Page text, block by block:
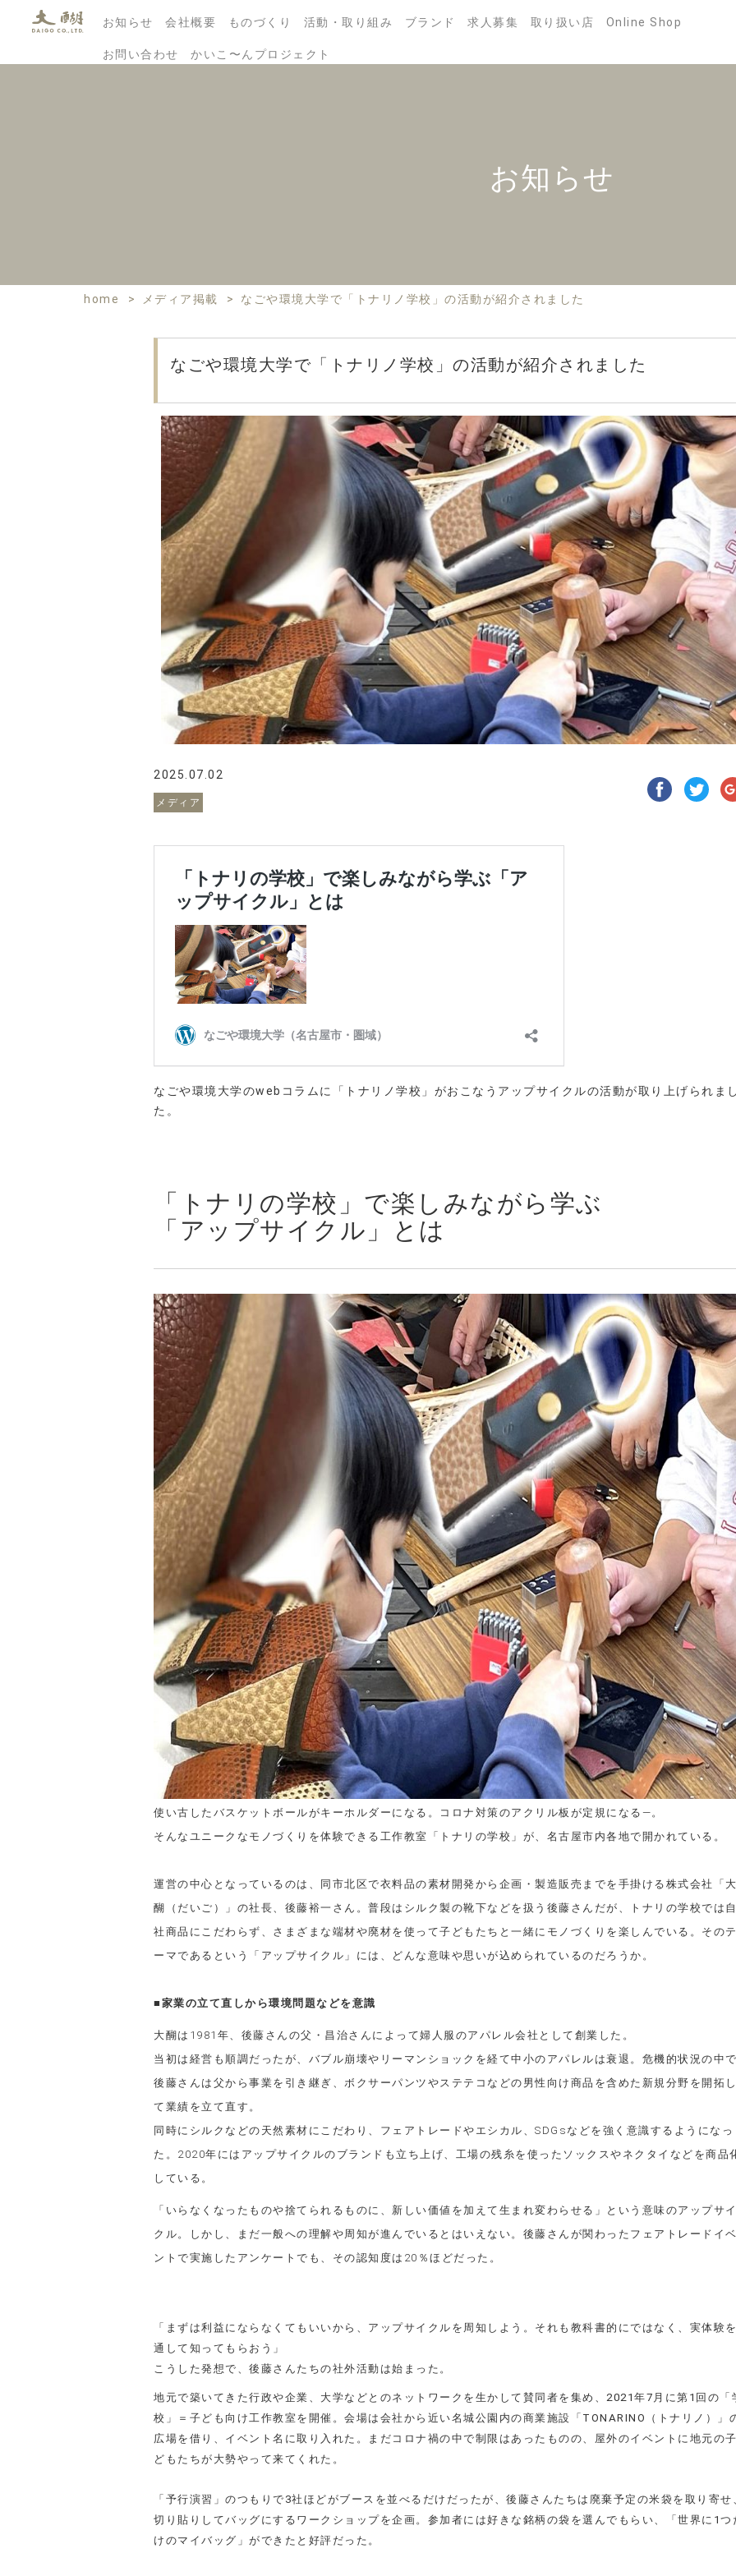
お知らせ 会社概要 ものづくり 活動・取り組み ブランド 求人募集 取り扱い店 Online Shop
お問い合わせ かいこ〜んプロジェクト
お知らせ
home > メディア掲載 > なごや環境大学で「トナリノ学校」の活動が紹介されました
なごや環境大学で「トナリノ学校」の活動が紹介されました
2025.07.02
メディア
なごや環境大学のwebコラムに「トナリノ学校」がおこなうアップサイクルの活動が取り上げられま
た。
「トナリの学校」で楽しみながら学ぶ
「アップサイクル」とは
使い古したバスケットボールがキーホルダーになる。コロナ対策のアクリル板が定規になる―。
そんなユニークなモノづくりを体験できる工作教室「トナリの学校」が、名古屋市内各地で開かれている。
運営の中心となっているのは、同市北区で衣料品の素材開発から企画・製造販売までを手掛ける株式会社「
醐（だいご）」の社長、後藤裕一さん。普段はシルク製の靴下などを扱う後藤さんだが、トナリの学校では
社商品にこだわらず、さまざまな端材や廃材を使って子どもたちと一緒にモノづくりを楽しんでいる。 その
ーマであるという「アップサイクル」には、どんな意味や思いが込められているのだろうか。
■家業の立て直しから環境問題などを意識
大醐は1981年、後藤さんの父・昌治さんによって婦人服のアパレル会社として創業した。
当初は経営も順調だったが、バブル崩壊やリーマンショックを経て中小のアパレルは衰退。危機的状況の中
後藤さんは父から事業を引き継ぎ、ボクサーパンツやステテコなどの男性向け商品を含めた新規分野を開拓
て業績を立て直す。
同時にシルクなどの天然素材にこだわり、フェアトレードやエシカル、SDGsなどを強く意識するようになっ
た。2020年にはアップサイクルのブランドも立ち上げ、工場の残糸を使ったソックスやネクタイなどを商品
している。
「いらなくなったものや捨てられるものに、新しい価値を加えて生まれ変わらせる」という意味のアップサ
クル。しかし、まだ一般への理解や周知が進んでいるとはいえない。後藤さんが関わったフェアトレードイ
ントで実施したアンケートでも、その認知度は20％ほどだった。
「まずは利益にならなくてもいいから、アップサイクルを周知しよう。それも教科書的にではなく、実体験
通して知ってもらおう」
こうした発想で、後藤さんたちの社外活動は始まった。
地元で築いてきた行政や企業、大学などとのネットワークを生かして賛同者を集め、2021年7月に第1回の「
校」＝子ども向け工作教室を開催。会場は会社から近い名城公園内の商業施設「TONARINO（トナリノ）」
広場を借り、イベント名に取り入れた。まだコロナ禍の中で制限はあったものの、屋外のイベントに地元の
どもたちが大勢やって来てくれた。
「予行演習」のつもりで3社ほどがブースを並べるだけだったが、後藤さんたちは廃棄予定の米袋を取り寄せ
切り貼りしてバッグにするワークショップを企画。参加者には好きな銘柄の袋を選んでもらい、「世界に1つ
けのマイバッグ」ができたと好評だった。